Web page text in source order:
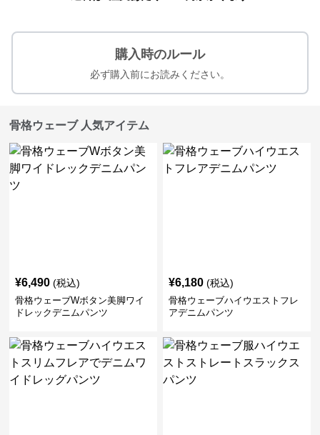
購入時のルール
必ず購入前にお読みください。
骨格ウェーブ 人気アイテム
¥6,490 (税込)
骨格ウェーブWボタン美脚ワイ
ドレックデニムパンツ
¥6,180 (税込)
骨格ウェーブハイウエストフレ
アデニムパンツ